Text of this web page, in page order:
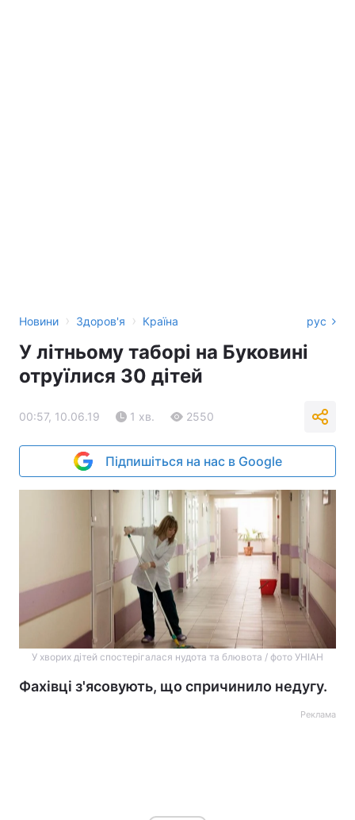
Новини › Здоров'я › Країна рус
У літньому таборі на Буковині
отруїлися 30 дітей
00:57, 10.06.19 1 хв. 2550
Підпишіться на нас в Google
У хворих дітей спостерігалася нудота та блювота / фото УНІАН
Фахівці з'ясовують, що спричинило недугу.
Реклама